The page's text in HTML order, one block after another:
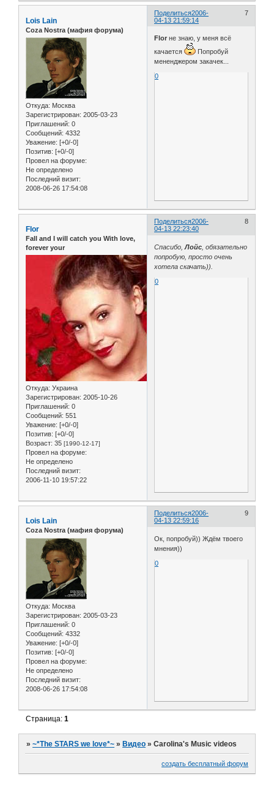
Поделиться 7
2006-
04-13 21:59:14
Lois Lain
Coza Nostra (мафия форума)
Откуда: Москва
Зарегистрирован: 2005-03-23
Приглашений: 0
Сообщений: 4332
Уважение: [+0/-0]
Позитив: [+0/-0]
Провел на форуме:
Не определено
Последний визит:
2008-06-26 17:54:08
Flor не знаю, у меня всё
качается
Попробуй
мененджером закачек...
0
Поделиться 8
2006-
04-13 22:23:40
Flor
Fall and I will catch you With love,
forever your
Откуда: Украина
Зарегистрирован: 2005-10-26
Приглашений: 0
Сообщений: 551
Уважение: [+0/-0]
Позитив: [+0/-0]
Возраст: 35 [1990-12-17]
Провел на форуме:
Не определено
Последний визит:
2006-11-10 19:57:22
Спасибо,Лойс , обязательно
попробую, просто очень
хотела скачать)).
0
Поделиться 9
2006-
04-13 22:59:16
Lois Lain
Coza Nostra (мафия форума)
Откуда: Москва
Зарегистрирован: 2005-03-23
Приглашений: 0
Сообщений: 4332
Уважение: [+0/-0]
Позитив: [+0/-0]
Провел на форуме:
Не определено
Последний визит:
2008-06-26 17:54:08
Ок, попробуй)) Ждём твоего
мнения))
0
Страница:1
»~*The STARS we love*~ » Видео »Carolina's Music videos
создать бесплатный форум